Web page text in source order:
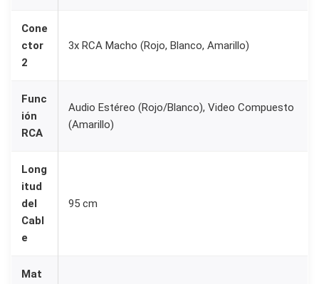
Cone
ctor
2
3x RCA Macho (Rojo, Blanco, Amarillo)
Func
ión
RCA
Audio Estéreo (Rojo/Blanco), Video Compuesto
(Amarillo)
Long
itud
del
Cabl
e
95 cm
Mat